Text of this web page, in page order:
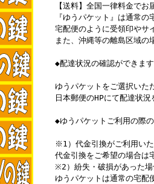
【送料】全国一律料金でお
『ゆうパケット』は通常
宅配便のように受領印やサ
また、沖縄等の離島区域の
◆配達状況の確認ができます
ゆうパケットをご選択いた
日本郵便のHPにて配達状況
◆ゆうパケットご利用の際
※1）代金引換がご利用いた
代金引換をご希望の場合は
※2）紛失・破損があった場
ゆうパケットは通常の宅配